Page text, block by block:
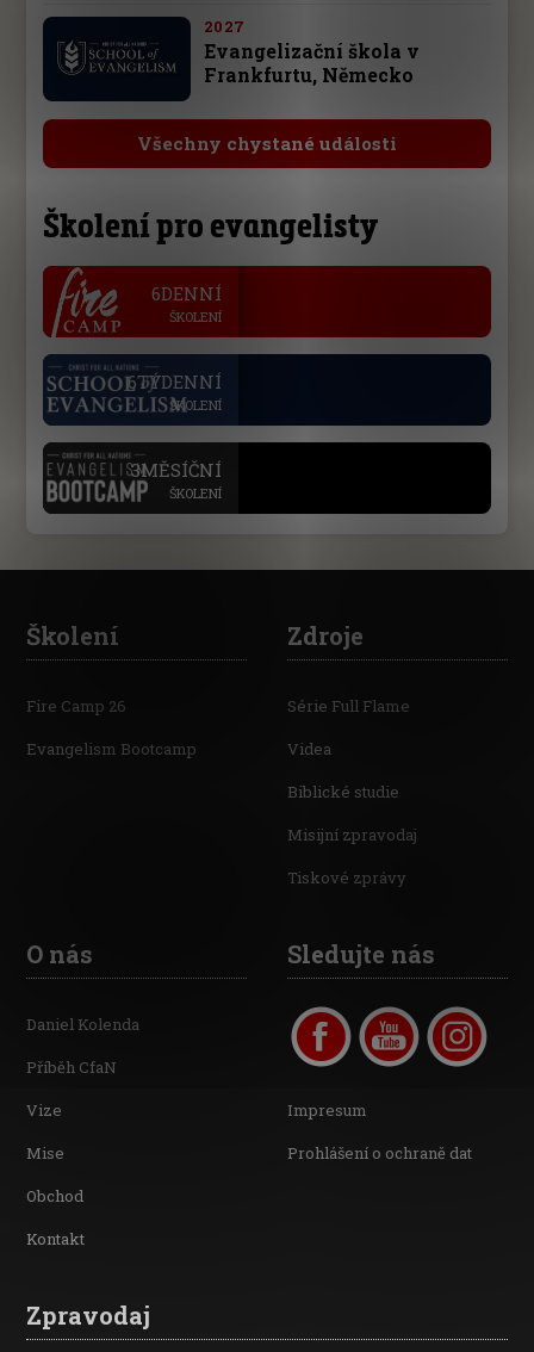
2027
Evangelizační škola v
Frankfurtu, Německo
Všechny chystané události
Školení pro evangelisty
. 6DENNÍ
ŠKOLENÍ
. 6TÝDENNÍ
ŠKOLENÍ
. 3MĚSÍČNÍ
ŠKOLENÍ
Školení
Fire Camp 26
Evangelism Bootcamp
Zdroje
Série Full Flame
Videa
Biblické studie
Misijní zpravodaj
Tiskové zprávy
O nás
Daniel Kolenda
Příběh CfaN
Vize
Mise
Obchod
Kontakt
Sledujte nás
Impresum
Prohlášení o ochraně dat
Zpravodaj